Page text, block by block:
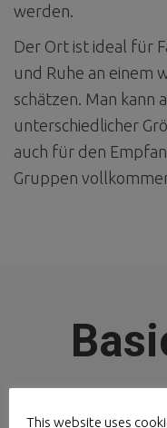
werden.
Der Ort ist ideal für
und Ruhe an einem
schätzen. Man kann
unterschiedlicher
auch für den
Gruppen
This website uses